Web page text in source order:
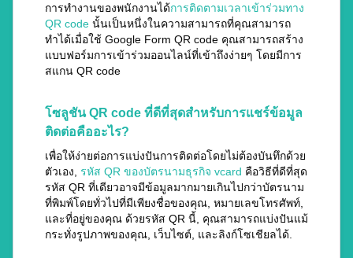
การทำงานของพนักงานได้การติดตามเวลาเข้าร่วมทาง
QR code นั้นเป็นหนึ่งในความสามารถที่คุณสามารถ
ทำได้เมื่อใช้ Google Form QR code คุณสามารถสร้าง
แบบฟอร์มการเข้าร่วมออนไลน์ที่เข้าถึงง่ายๆ โดยมีการ
สแกน QR code
โซลูชัน QR code ที่ดีที่สุดสำหรับการแชร์ข้อมูล
ติดต่อคืออะไร?
เพื่อให้ง่ายต่อการแบ่งปันการติดต่อโดยไม่ต้องบันทึกด้วย
ตัวเอง, รหัส QR ของบัตรนามธุรกิจ vcard คือวิธีที่ดีที่สุด
รหัส QR ที่เดียวอาจมีข้อมูลมากมายเกินไปกว่าบัตรนาม
ที่พิมพ์โดยทั่วไปที่มีเพียงชื่อของคุณ, หมายเลขโทรศัพท์,
และที่อยู่ของคุณ ด้วยรหัส QR นี้, คุณสามารถแบ่งปันแม้
กระทั่งรูปภาพของคุณ, เว็บไซต์, และลิงก์โซเชียลได้.